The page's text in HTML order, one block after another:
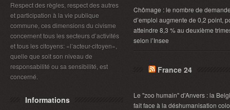
Respect des règles, respect des autres
et participation à la vie publique
commune, ces dimensions du civisme
concernent tous les secteurs d’activités
et tous les citoyens: «l’acteur-citoyen»,
quelle que soit son niveau de
responsabilité ou sa sensibilité, est
concerné.
Informations
Chômage : le nombre de
d’emploi augmente de 0,2 point,
atteindre 8,3 % au deuxième
selon l’Insee
France 24
Le "zoo humain" d'Anvers : la
fait face à la déshumanisation